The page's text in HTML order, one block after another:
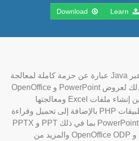
Aspose.Total لـ PHP عبر Java عبارة عن حزمة كاملة لمعالجة
جداول بيانات Excel وكذلك لعروض PowerPoint و OpenOffice
التقديمية. يمكن للمطورين إنشاء ملفات Excel ومعالجتها
وعرضها وتحويلها عبر تطبيقات PHP بالإضافة إلى تحميل وقراءة
وكتابة وتصدير تنسيقات PowerPoint بما في ذلك PPT و PPTX
و PPS و POT و PPSX و OpenOffice ODP والمزيد من